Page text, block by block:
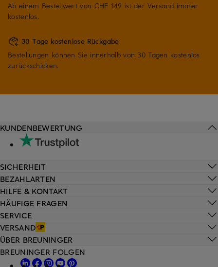
Ab einem Bestellwert von CHF 149 ist der Versand immer
kostenlos.
30 Tage kostenlose Rückgabe
Bestellungen können Sie innerhalb von 30 Tagen kostenlos
zurückschicken.
HILFE & KONTAKT
HÄUFIGE FRAGEN
SERVICE
VERSAND
KUNDENBEWERTUNG
SICHERHEIT
BEZAHLARTEN
ÜBER BREUNINGER
BREUNINGER FOLGEN